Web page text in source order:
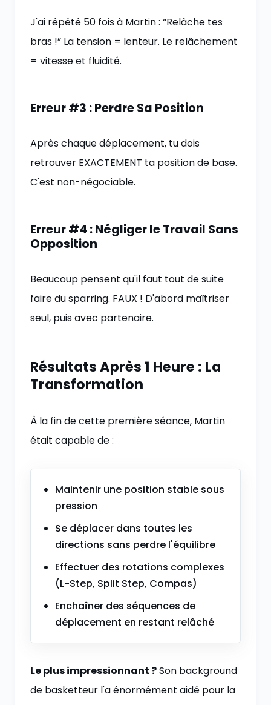
J'ai répété 50 fois à Martin : “Relâche tes
bras !” La tension = lenteur. Le relâchement
= vitesse et fluidité.
Erreur #3 : Perdre Sa Position
Après chaque déplacement, tu dois
retrouver EXACTEMENT ta position de base.
C'est non-négociable.
Erreur #4 : Négliger le Travail Sans
Opposition
Beaucoup pensent qu'il faut tout de suite
faire du sparring. FAUX ! D'abord maîtriser
seul, puis avec partenaire.
Résultats Après 1 Heure : La
Transformation
À la fin de cette première séance, Martin
était capable de :
Maintenir une position stable sous
pression
Se déplacer dans toutes les
directions sans perdre l'équilibre
Effectuer des rotations complexes
(L-Step, Split Step, Compas)
Enchaîner des séquences de
déplacement en restant relâché
Le plus impressionnant ?Son background
de basketteur l'a énormément aidé pour la